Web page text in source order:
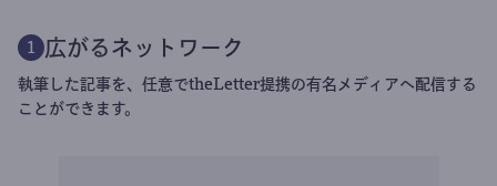
1 広がるネットワーク
執筆した記事を、任意でtheLetter提携の有名メディアへ配信する
ことができます。